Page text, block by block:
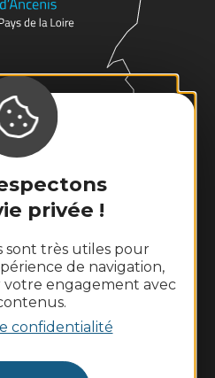
privée !
sont très utiles pour
de navigation,
votre engagement avec
confidentialité
aux coteaux
un week-end
Les familles s'y
plaisir autour
ou des visites adaptées